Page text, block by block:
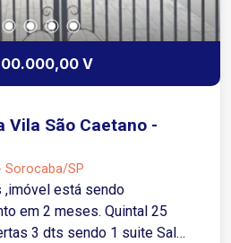
V
Vila São Caetano -
Sorocaba/SP
,imóvel está sendo
em 2 meses. Quintal 25
3 dts sendo 1 suite Sala